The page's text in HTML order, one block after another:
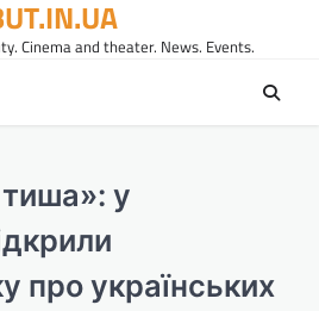
Cinema and theater. News. Events.
у
про українських